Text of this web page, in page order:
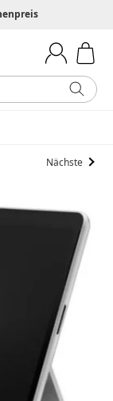
Nächste